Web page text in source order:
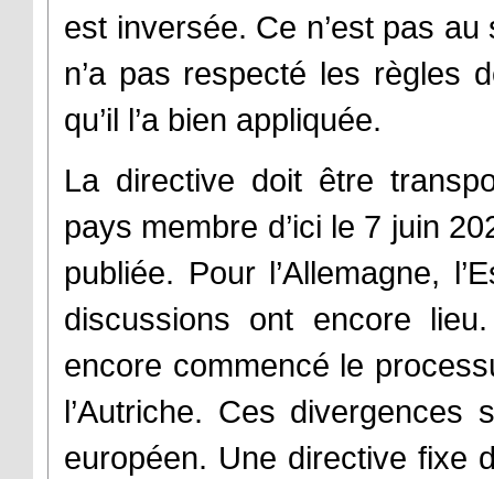
est inversée. Ce n’est pas
n’a pas respecté les règles
qu’il l’a bien appliquée.
La directive doit être
pays membre d’ici le 7 juin
publiée. Pour l’Allemagne,
discussions ont encore
encore commencé le
l’Autriche. Ces divergences
européen. Une directive fixe